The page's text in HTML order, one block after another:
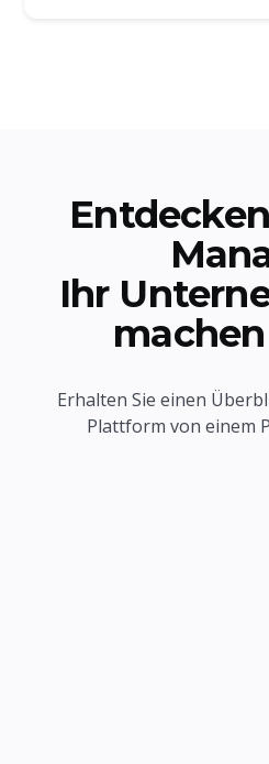
Ihr
Erhalten Sie einen
Plattform von einem